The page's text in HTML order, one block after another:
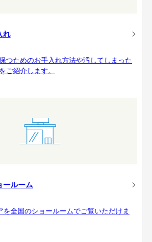
れ
つためのお手入れ方法や汚してしまった
ご紹介します。
ールーム
を全国のショールームでご覧いただけま